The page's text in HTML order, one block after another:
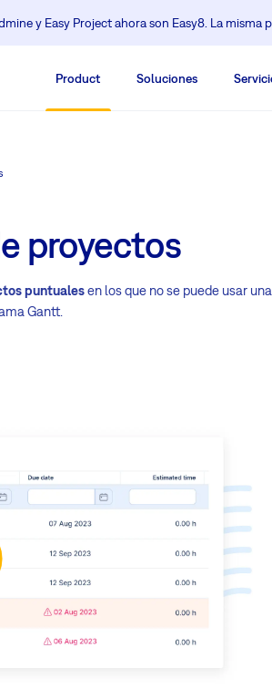
y Easy Project ahora son Easy8. La
Product Soluciones
proyectos
puntualesen los que no se puede usar
Gantt.